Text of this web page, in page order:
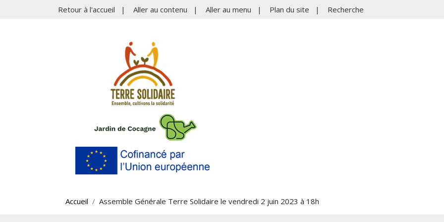
Retour à l'accueil | Aller au contenu | Aller au menu | Plan du site | Recherche
Accueil Assemble Générale Terre Solidaire le vendredi 2 juin 2023 à 18h